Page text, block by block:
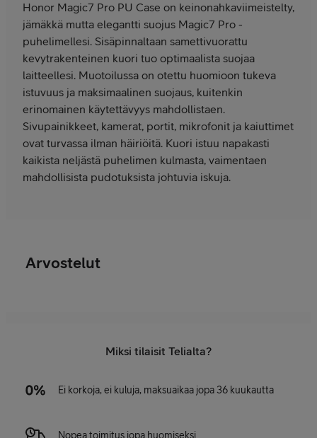
Honor Magic7 Pro PU Case on keinonahkaviimeistelty,
jämäkkä mutta elegantti suojus Magic7 Pro -
puhelimellesi. Sisäpinnaltaan samettivuorattu
kevytrakenteinen kuori tuo optimaalista suojaa
laitteellesi. Muotoilussa on otettu huomioon tukeva
istuvuus ja maksimaalinen suojaus, kuitenkin
erinomainen käytettävyys mahdollistaen.
Sivupainikkeet, kamerat, portit, mikrofonit ja kaiuttimet
ovat turvassa ilman häiriöitä. Kuori istuu napakasti
kaikista neljästä puhelimen kulmasta, vaimentaen
mahdollisista pudotuksista johtuvia iskuja.
Arvostelut
Miksi tilaisit Telialta?
Ei korkoja, ei kuluja, maksuaikaa jopa 36 kuukautta
Nopea toimitus jopa huomiseksi